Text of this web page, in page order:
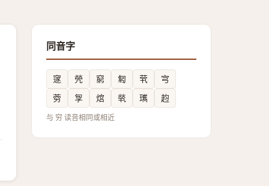
同音字
䆳 焭 窮 匑 茕
宆
䓖
㝁 熍 㷀 㼇 赹
与 穷 读音相同或相近